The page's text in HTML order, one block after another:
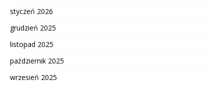
styczeń 2026
grudzień 2025
listopad 2025
październik 2025
wrzesień 2025